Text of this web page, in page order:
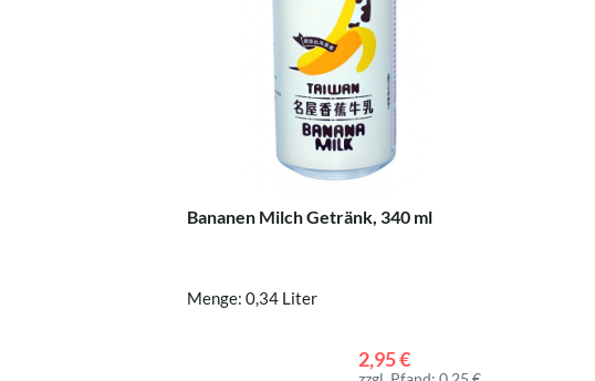
Bananen Milch Getränk, 340 ml
Menge: 0,34 Liter
2,95 €